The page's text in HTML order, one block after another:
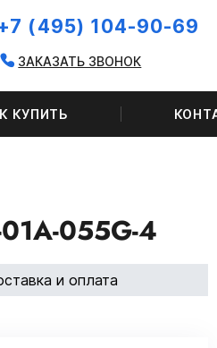
(495) 104-90-69
ЗАКАЗАТЬ ЗВОНОК
КУПИТЬ
055G-4
и оплата